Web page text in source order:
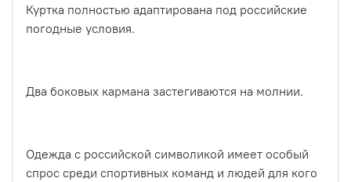
Куртка полностью адаптирована под российские
погодные условия.
Два боковых кармана застегиваются на молнии.
Одежда с российской символикой имеет особый
спрос среди спортивных команд и людей для кого